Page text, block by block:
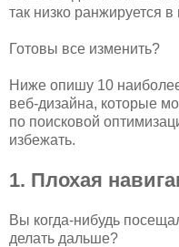
так низко ранжируется
Готовы все изменить?
Ниже опишу 10
веб-дизайна, которые
по поисковой
избежать.
1. Плохая
Вы когда-нибудь
делать дальше?